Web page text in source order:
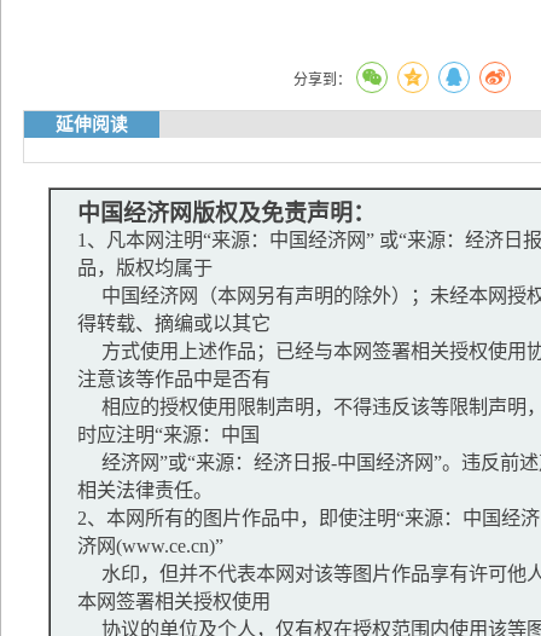
分享到：
延伸阅读
中国经济网版权及免责声明：
1、凡本网注明“来源：中国经济网” 或“来源：经济日
品，版权均属于
中国经济网（本网另有声明的除外）；未经本网授
得转载、摘编或以其它
方式使用上述作品；已经与本网签署相关授权使用
注意该等作品中是否有
相应的授权使用限制声明，不得违反该等限制声明
时应注明“来源：中国
经济网”或“来源：经济日报-中国经济网”。违反前
相关法律责任。
2、本网所有的图片作品中，即使注明“来源：中国经
济网(www.ce.cn)”
水印，但并不代表本网对该等图片作品享有许可他
本网签署相关授权使用
协议的单位及个人，仅有权在授权范围内使用该等